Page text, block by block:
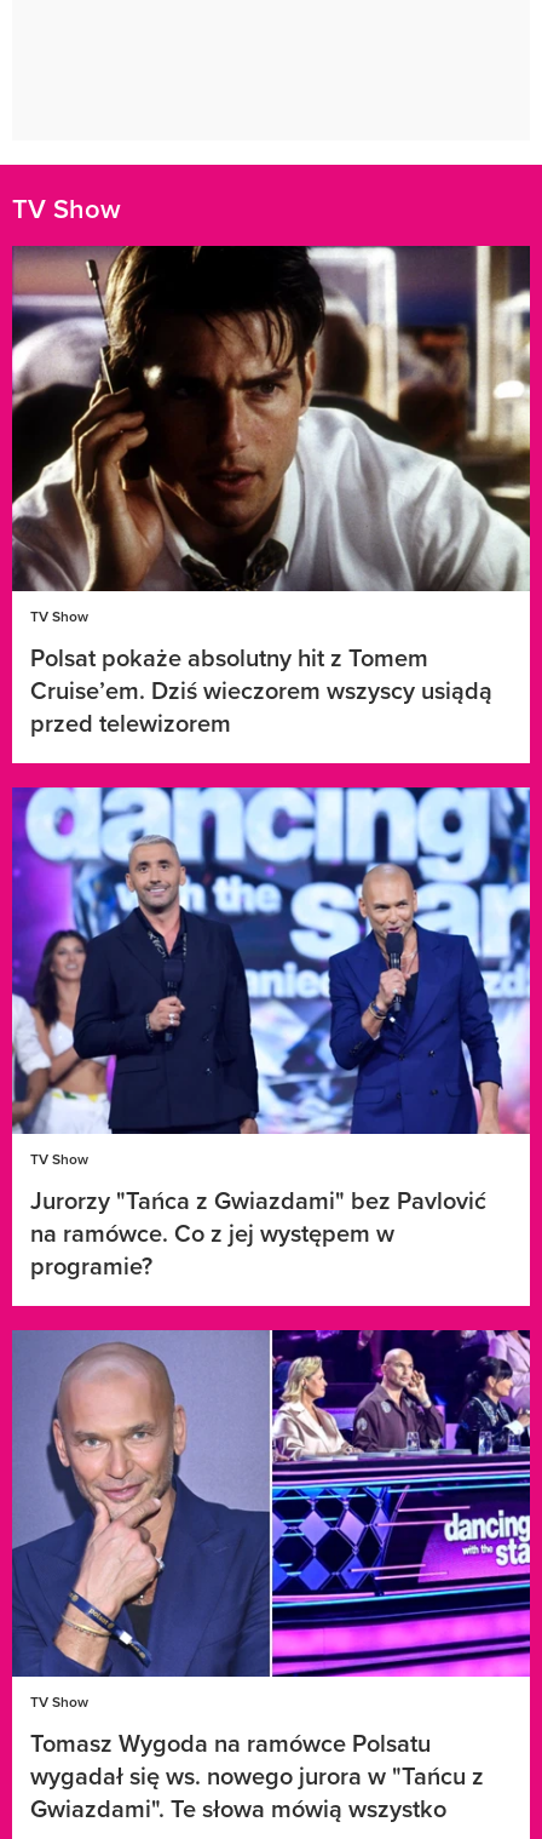
TV Show
TV Show
Polsat pokaże absolutny hit z Tomem
Cruise’em. Dziś wieczorem wszyscy usiądą
przed telewizorem
TV Show
Jurorzy "Tańca z Gwiazdami" bez Pavlović
na ramówce. Co z jej występem w
programie?
TV Show
Tomasz Wygoda na ramówce Polsatu
wygadał się ws. nowego jurora w "Tańcu z
Gwiazdami". Te słowa mówią wszystko